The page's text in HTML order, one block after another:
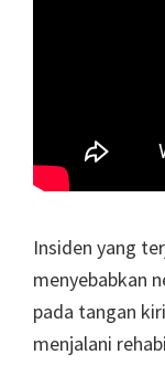
Insiden yang
menyebabkan
pada tangan
menjalani